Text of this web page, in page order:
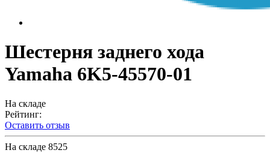
Шестерня заднего хода
Yamaha 6K5-45570-01
На складе
Рейтинг:
Оставить отзыв
На складе 8525